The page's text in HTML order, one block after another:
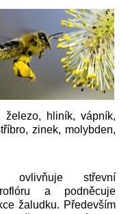
železo, hliník, vápník,
zinek, molybden,
ovlivňuje střevní
a podněcuje
žaludku. Především